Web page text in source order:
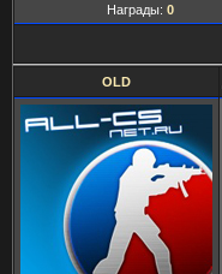
Награды: 0
OLD